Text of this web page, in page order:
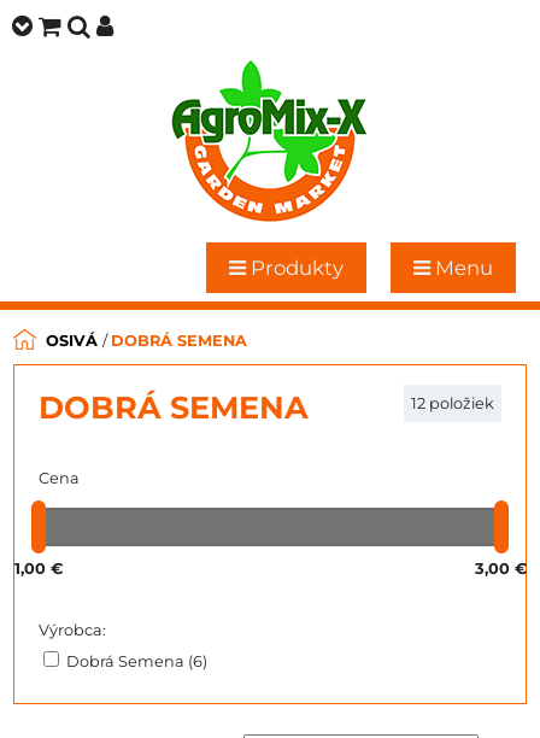
Produkty Menu
OSIVÁ / DOBRÁ SEMENA
DOBRÁ SEMENA 12 položiek
Cena
1,00 € 3,00 €
Výrobca:
Dobrá Semena (6)